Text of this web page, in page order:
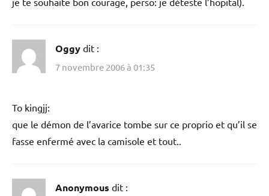
Oggy dit :
7 novembre 2006 à 01:35
To kingjj:
que le démon de l’avarice tombe sur ce proprio et qu’il se
fasse enfermé avec la camisole et tout..
Anonymous dit :